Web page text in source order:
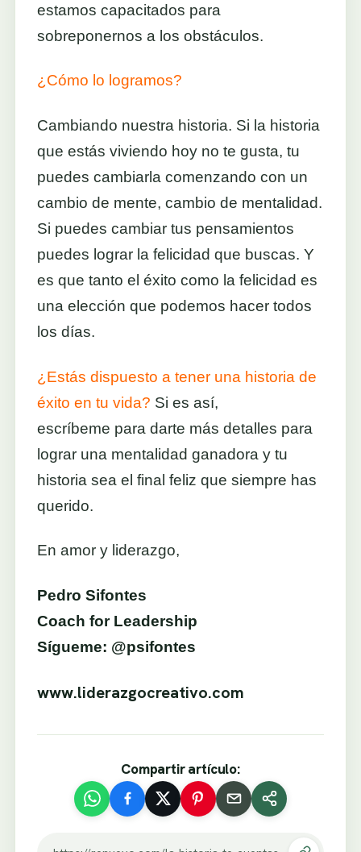
estamos capacitados para
sobreponernos a los obstáculos.
¿Cómo lo logramos?
Cambiando nuestra historia. Si la historia
que estás viviendo hoy no te gusta, tu
puedes cambiarla comenzando con un
cambio de mente, cambio de mentalidad.
Si puedes cambiar tus pensamientos
puedes lograr la felicidad que buscas. Y
es que tanto el éxito como la felicidad es
una elección que podemos hacer todos
los días.
¿Estás dispuesto a tener una historia de
éxito en tu vida? Si es así,
escríbeme para darte más detalles para
lograr una mentalidad ganadora y tu
historia sea el final feliz que siempre has
querido.
En amor y liderazgo,
Pedro Sifontes
Coach for Leadership
Sígueme: @psifontes
www.liderazgocreativo.com
Compartir artículo: